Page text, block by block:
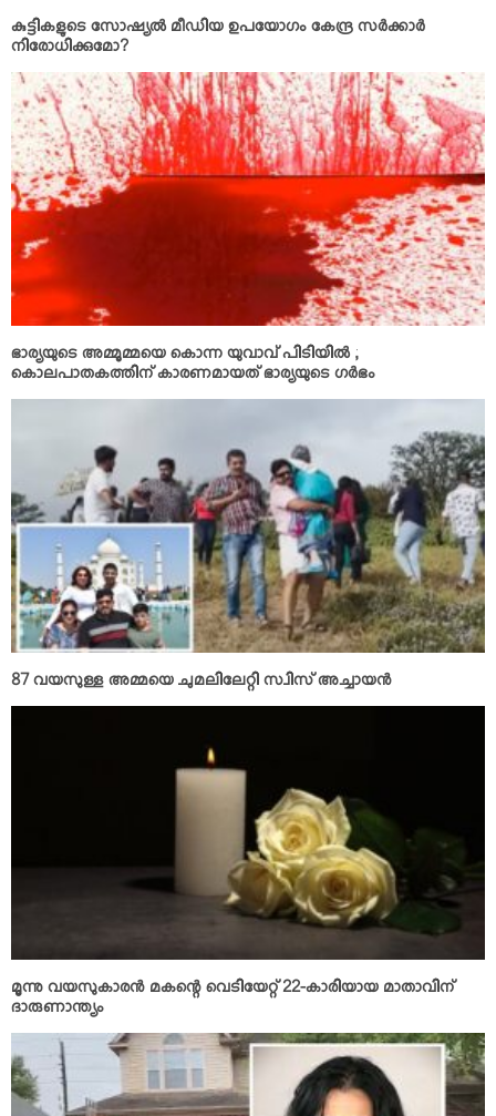
കുട്ടികളുടെ സോഷ്യല്‍ മീഡിയ ഉപയോഗം കേന്ദ്ര സര്‍ക്കാര്‍
നിരോധിക്കുമോ?
ഭാര്യയുടെ അമ്മൂമ്മയെ കൊന്ന യുവാവ് പിടിയില്‍ ;
കൊലപാതകത്തിന് കാരണമായത് ഭാര്യയുടെ ഗര്‍ഭം
87 വയസുള്ള അമ്മയെ ചുമലിലേറ്റി സ്വിസ് അച്ചായന്‍
മൂന്നു വയസുകാരന്‍ മകന്റെ വെടിയേറ്റ് 22-കാരിയായ മാതാവിന്
ദാരുണാന്ത്യം